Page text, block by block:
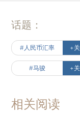
话题：
#人民币汇率 +
#马骏 +
相关阅读